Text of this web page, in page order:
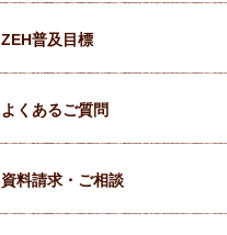
ZEH普及目標
よくあるご質問
資料請求・ご相談